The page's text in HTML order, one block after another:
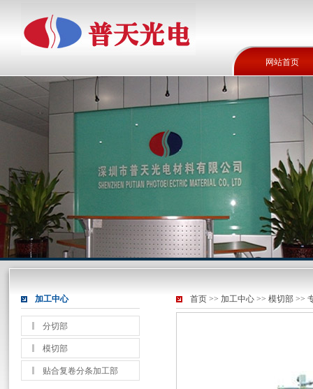
网站首页
加工中心
分切部
模切部
贴合复卷分条加工部
首页 >> 加工中心 >> 模切部 >>